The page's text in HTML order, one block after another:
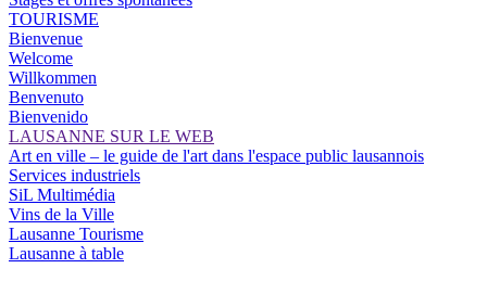
TOURISME
Bienvenue
Welcome
Willkommen
Benvenuto
Bienvenido
LAUSANNE SUR LE WEB
Art en ville – le guide de l'art dans l'espace public lausannois
Services industriels
SiL Multimédia
Vins de la Ville
Lausanne Tourisme
Lausanne à table